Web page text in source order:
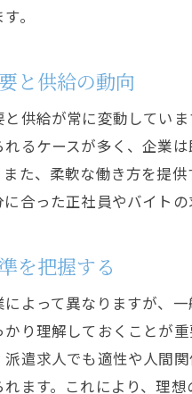
。
と供給の動向
供給が常に変動してい
るケースが多く、企業
た、柔軟な働き方を提
合った正社員やバイトの
を把握する
よって異なりますが、
り理解しておくことが
遣求人でも適性や人間
ます。これにより、理